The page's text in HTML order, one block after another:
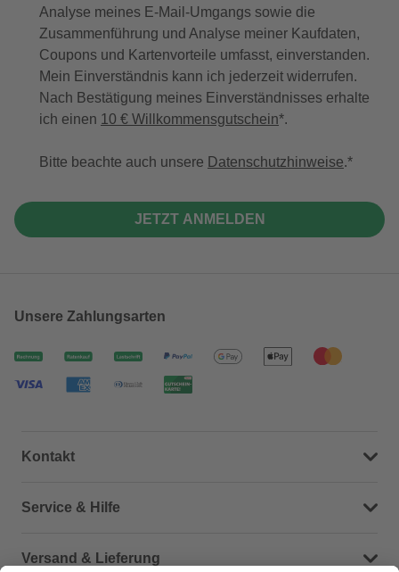
Analyse meines E-Mail-Umgangs sowie die
Zusammenführung und Analyse meiner Kaufdaten,
Coupons und Kartenvorteile umfasst, einverstanden.
Mein Einverständnis kann ich jederzeit widerrufen.
Nach Bestätigung meines Einverständnisses erhalte
ich einen 10 € Willkommensgutschein*.
Bitte beachte auch unsere Datenschutzhinweise.
JETZT ANMELDEN
Unsere Zahlungsarten
Kontakt
Dein Kontakt zu uns
Service & Hilfe
Häufige Fragen (FAQ)
Versand & Lieferung